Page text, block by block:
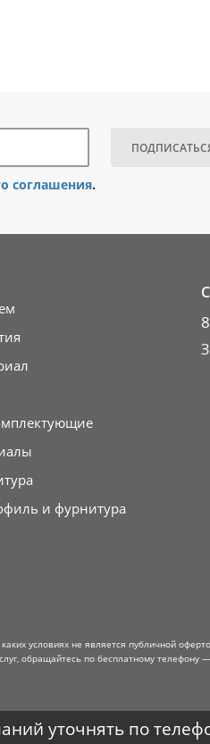
соглашения.
и фурнитура
условиях не является публичной
обращайтесь по бесплатному телефону
уточнять по